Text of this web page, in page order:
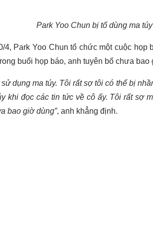
Park Yoo Chun bị tố dùng ma
4, Park Yoo Chun tổ chức một cuộc
buổi họp báo, anh tuyên bố chưa
dụng ma túy. Tôi rất sợ tôi có thể bị
khi đọc các tin tức về cô ấy. Tôi rất sợ
bao giờ dùng”, anh khẳng định.